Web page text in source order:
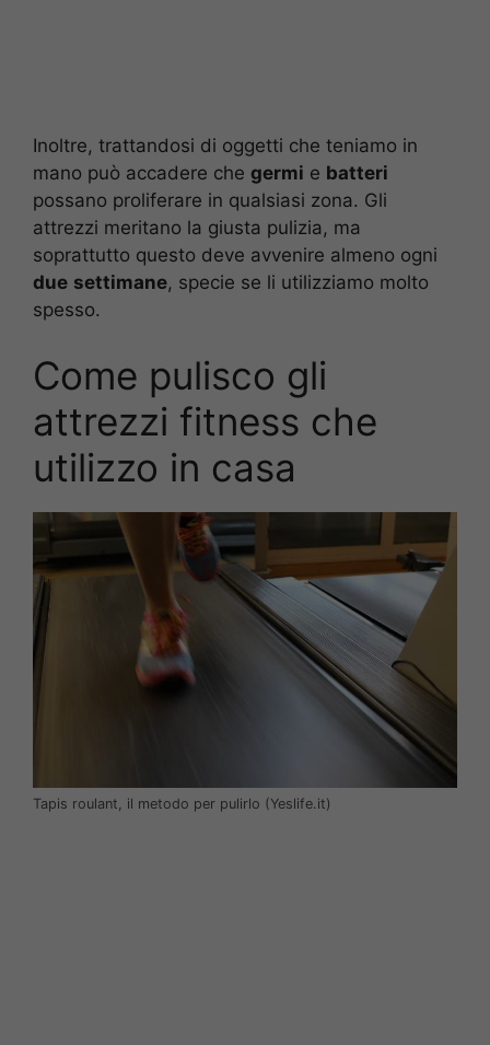
Inoltre, trattandosi di oggetti che teniamo in
mano può accadere che germi e batteri
possano proliferare in qualsiasi zona. Gli
attrezzi meritano la giusta pulizia, ma
soprattutto questo deve avvenire almeno ogni
due settimane, specie se li utilizziamo molto
spesso.
Come pulisco gli
attrezzi fitness che
utilizzo in casa
Tapis roulant, il metodo per pulirlo (Yeslife.it)